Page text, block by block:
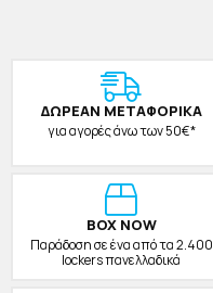
ΔΩΡΕAΝ ΜΕΤΑΦΟΡΙΚΑ
για αγορές άνω των 50€*
BOX NOW
Παράδοση σε ένα από τα 2.400
lockers πανελλαδικά